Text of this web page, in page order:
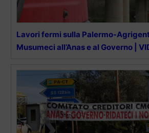
Lavori fermi sulla Palermo-
Musumeci all’Anas e al Governo |